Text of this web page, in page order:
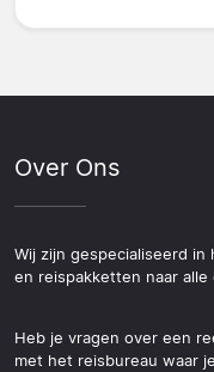
Over Ons
Wij zijn gespecialiseerd
en reispakketten naar
Heb je vragen over een
met het reisbureau waar